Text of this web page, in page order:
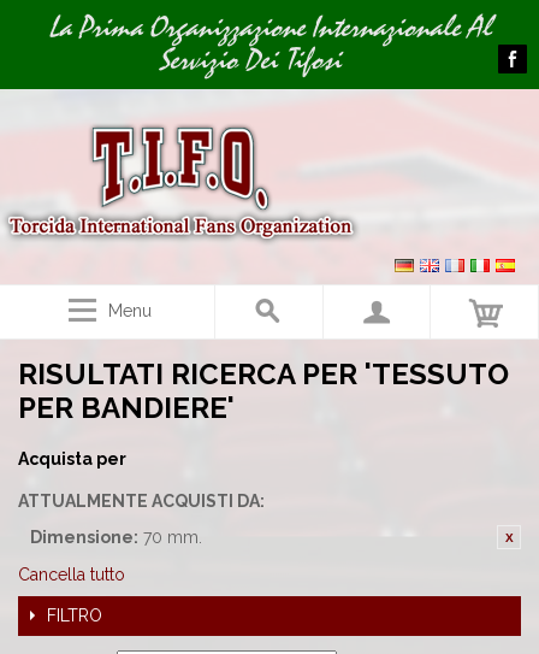
Image 01La Prima Organizzazione Internazionale Al
Servizio Dei Tifosi
Menu
RISULTATI RICERCA PER 'TESSUTO
PER BANDIERE'
Acquista per
ATTUALMENTE ACQUISTI DA:
Dimensione: 70 mm.
Cancella tutto
FILTRO